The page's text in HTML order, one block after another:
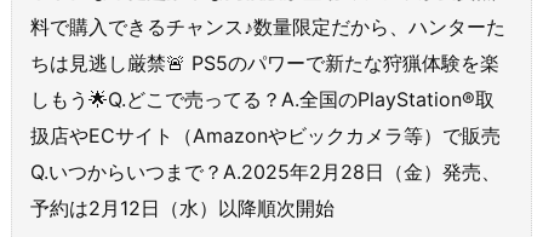
料で購入できるチャンス♪数量限定だから、ハンターた
ちは見逃し厳禁🚨 PS5のパワーで新たな狩猟体験を楽
しもう🌟Q.どこで売ってる？A.全国のPlayStation®取
扱店やECサイト（Amazonやビックカメラ等）で販売
Q.いつからいつまで？A.2025年2月28日（金）発売、
予約は2月12日（水）以降順次開始